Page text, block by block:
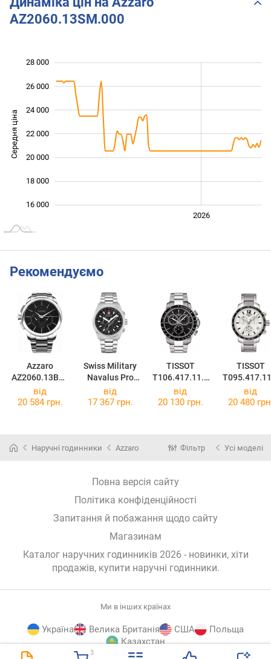
3
AZ2060.13SM.000
Середня ціна 16 000
16 000
18 000
20 000
22 000
24 000
26 000
28 000
2026
Рекомендуємо
Azzaro
AZ2060.13BM.
000
Swiss Military
Navalus Pro
Chrono
SMWGI000420
TISSOT
T106.417.11.0
51.00
TISSOT
37.00
від
20 584 грн.
від
17 367 грн.
від
20 130 грн.
від
20 480
Наручні годинники Azzaro Фільтр Усі моделі
Повна версія сайту
Політика конфіденційності
Запитання й побажання щодо сайту
Магазинам
Каталог наручних годинників 2026 - новинки, хіти
продажів, купити наручні годинники.
Ми в інших країнах
Україна Велика Британія США
Польща
Казахстан